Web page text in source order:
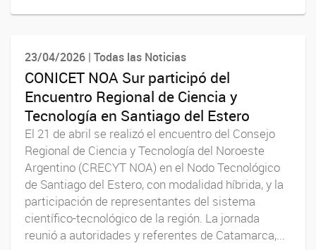
23/04/2026 | Todas las Noticias
CONICET NOA Sur participó del
Encuentro Regional de Ciencia y
Tecnología en Santiago del Estero
El 21 de abril se realizó el encuentro del Consejo
Regional de Ciencia y Tecnología del Noroeste
Argentino (CRECYT NOA) en el Nodo Tecnológico
de Santiago del Estero, con modalidad híbrida, y la
participación de representantes del sistema
científico-tecnológico de la región. La jornada
reunió a autoridades y referentes de Catamarca,...